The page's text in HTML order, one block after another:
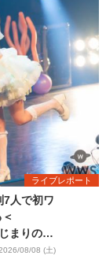
ライブレポート
7人で初ワ
まりの夏
08/08 (土)